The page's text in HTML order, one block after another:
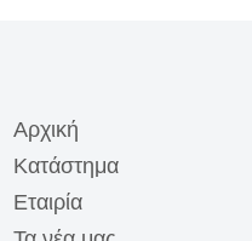
Αρχική
Κατάστημα
Εταιρία